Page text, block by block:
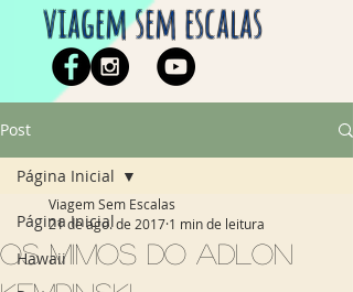
viagem sem escalas
Post
Página Inicial
Hawaii
Página Inicial
Os mimos do Adlon
Viagem Sem Escalas
21 de ago. de 2017 1 min de leitura